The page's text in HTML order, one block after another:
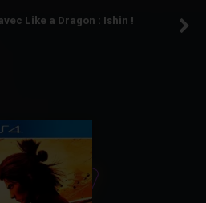
Like a Dragon : Ishin !